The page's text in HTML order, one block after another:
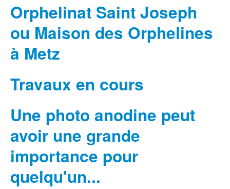
Orphelinat Saint Joseph
ou Maison des Orphelines
à Metz
Travaux en cours
Une photo anodine peut
avoir une grande
importance pour
quelqu'un...